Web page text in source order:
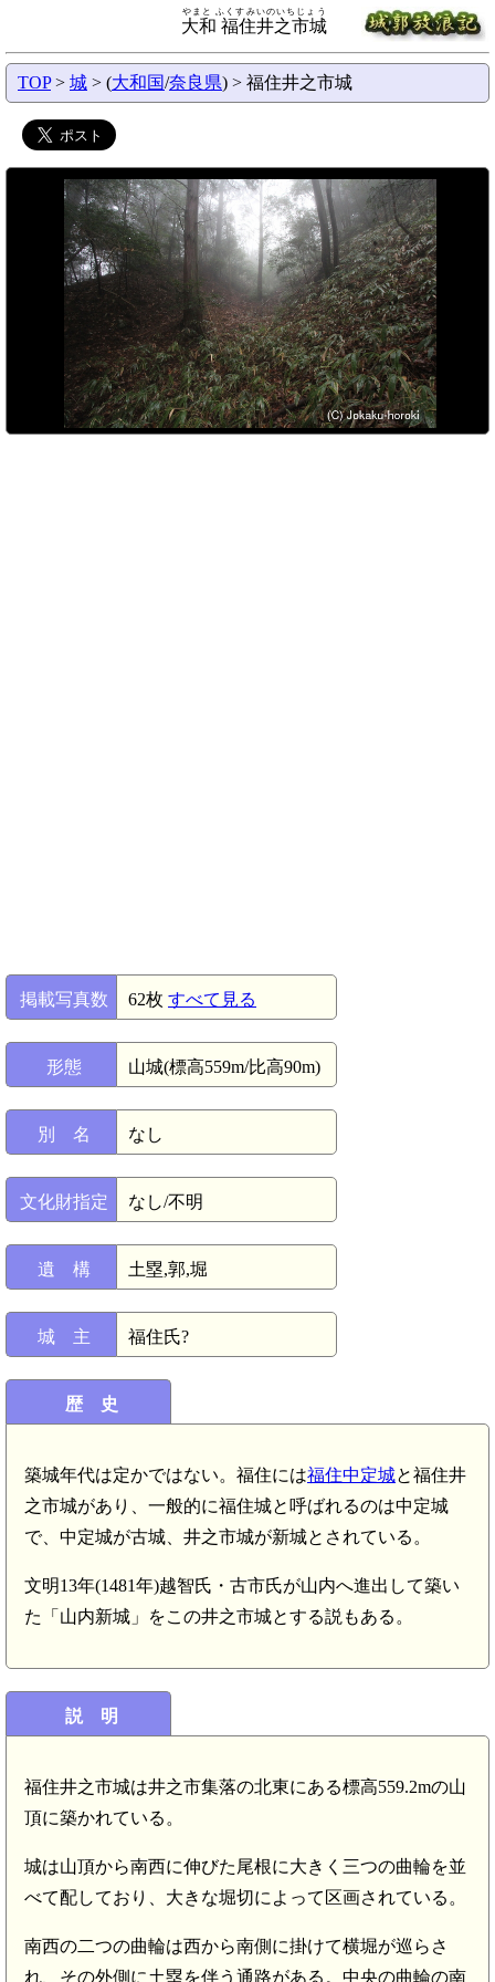
大和 福住井之市城
やまと ふくすみいのいちじょう
TOP> 城 > (大和国/奈良県) > 福住井之市城
掲載写真数 62枚 すべて見る
形態 山城(標高559m/比高90m)
別 名 なし
文化財指定 なし/不明
遺 構 土塁,郭,堀
城 主 福住氏?
歴 史
築城年代は定かではない。福住には福住中定城と福住井
之市城があり、一般的に福住城と呼ばれるのは中定城
で、中定城が古城、井之市城が新城とされている。
文明13年(1481年)越智氏・古市氏が山内へ進出して築い
た「山内新城」をこの井之市城とする説もある。
説 明
福住井之市城は井之市集落の北東にある標高559.2mの山
頂に築かれている。
城は山頂から南西に伸びた尾根に大きく三つの曲輪を並
べて配しており、大きな堀切によって区画されている。
南西の二つの曲輪は西から南側に掛けて横堀が巡らさ
れ、その外側に土塁を伴う通路がある。中央の曲輪の南